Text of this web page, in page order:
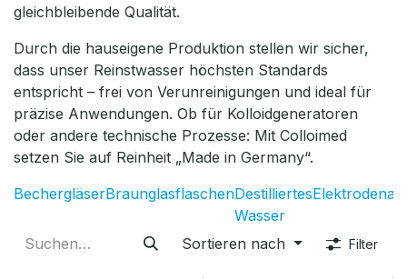
gleichbleibende Qualität.
Durch die hauseigene Produktion stellen wir sicher,
dass unser Reinstwasser höchsten Standards
entspricht – frei von Verunreinigungen und ideal für
präzise Anwendungen. Ob für Kolloidgeneratoren
oder andere technische Prozesse: Mit Colloimed
setzen Sie auf Reinheit „Made in Germany“.
BechergläserBraunglasflaschenDestilliertes
Wasser
Sortieren nach Filter